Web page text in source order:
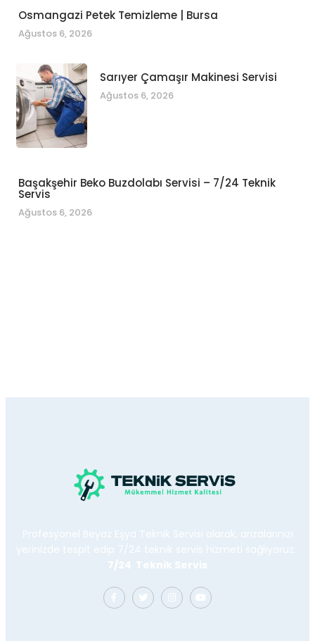
Osmangazi Petek Temizleme | Bursa
Ağustos 6, 2026
Sarıyer Çamaşır Makinesi Servisi
Ağustos 6, 2026
Başakşehir Beko Buzdolabı Servisi – 7/24 Teknik
Servis
Ağustos 6, 2026
Profesyonel Beyaz Eşya Teknik Servisi olarak, arızalarınızı
yerinizde tespit edip 7/24 teknik servis hizmeti sağlıyoruz.
7/24 Teknik Servis